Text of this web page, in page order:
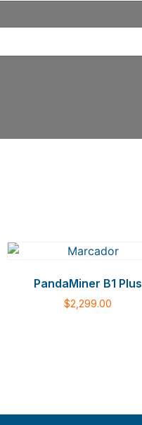
PandaMiner B1 Plus
$2,299.00